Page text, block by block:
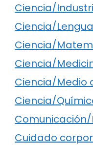
Ciencia/
Ciencia/
Ciencia/
Ciencia/
Ciencia/Medio
Ciencia/
Cuidado